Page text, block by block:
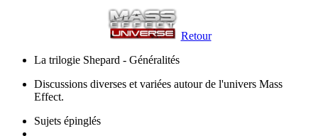
Retour
La trilogie Shepard - Généralités
Discussions diverses et variées autour de l'univers Mass
Effect.
Sujets épinglés